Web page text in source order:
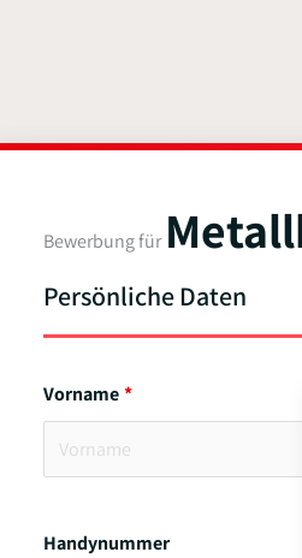
Bewerbung für
Persönliche Daten
Vorname
Handynummer